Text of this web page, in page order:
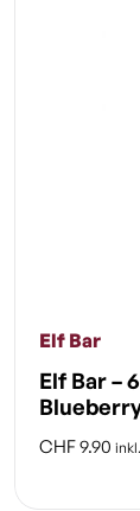
Elf Bar
Elf Bar –
CHF9.90